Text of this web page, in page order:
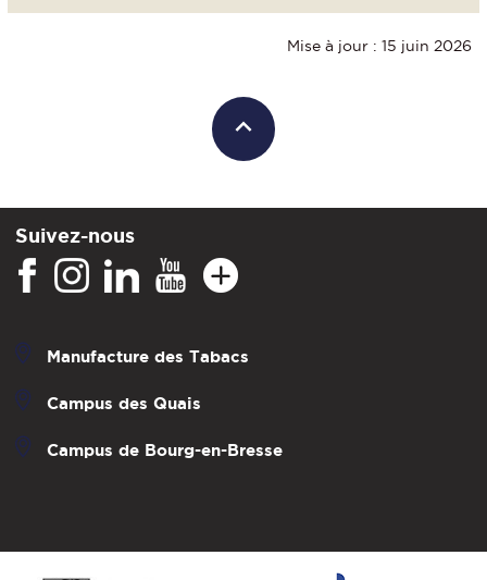
Mise à jour : 15 juin 2026
Suivez-nous
Manufacture des Tabacs
Campus des Quais
Campus de Bourg-en-Bresse